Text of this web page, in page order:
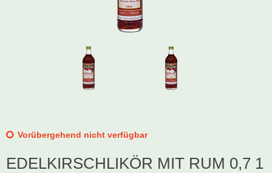
Vorübergehend nicht verfügbar
EDELKIRSCHLIKÖR MIT RUM 0,7 1